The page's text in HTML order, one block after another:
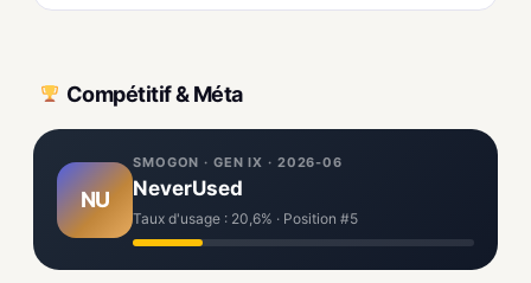
Compétitif & Méta
NU
SMOGON · GEN IX · 2026-06
NeverUsed
Taux d'usage : 20,6% · Position #5